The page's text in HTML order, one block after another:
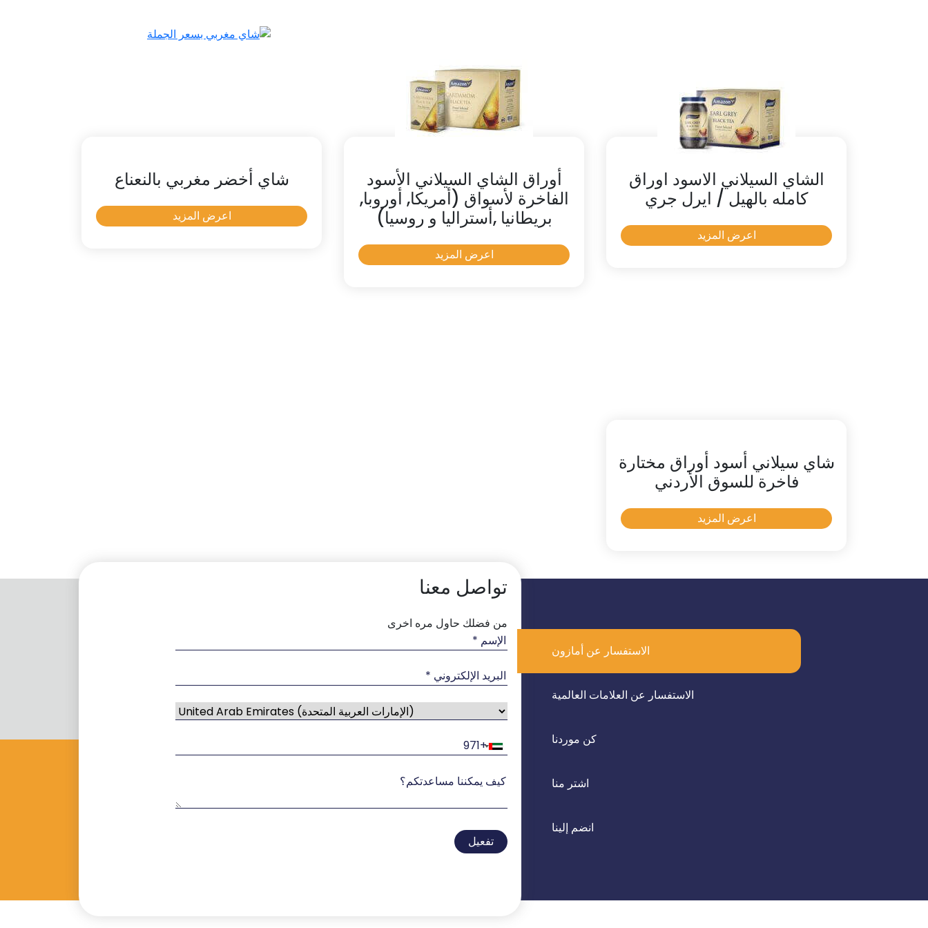
الشاي السيلاني الاسود اوراق
كامله بالهيل / ايرل جري
اعرض المزيد
أوراق الشاي السيلاني الأسود
الفاخرة لأسواق (أمريكا, أوروبا,
بريطانيا ,أستراليا و روسيا)
اعرض المزيد
شاي أخضر مغربي بالنعناع
اعرض المزيد
شاي سيلاني أسود أوراق مختارة
فاخرة للسوق الأردني
اعرض المزيد
الاستفسار عن أمازون
الاستفسار عن العلامات العالمية
كن موردنا
اشتر منا
انضم إلينا
تواصل معنا
من فضلك حاول مره اخرى
تفعيل